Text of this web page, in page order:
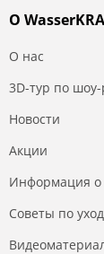
О
О нас
3D-тур по
Новости
Акции
Информация о
Советы по